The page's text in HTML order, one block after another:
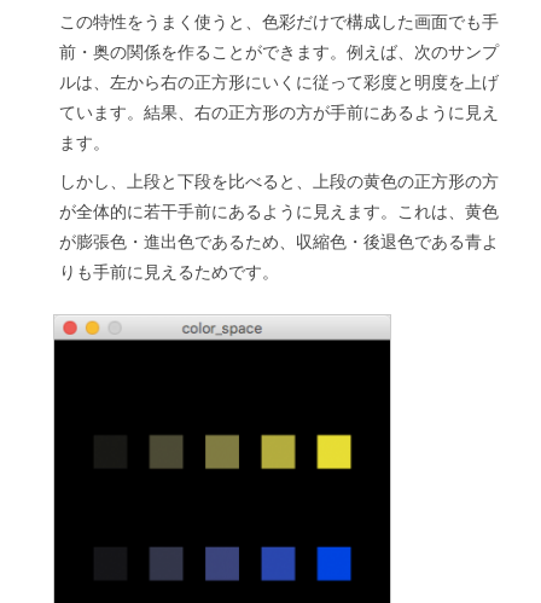
この特性をうまく使うと、色彩だけで構成した画面でも手
前・奥の関係を作ることができます。例えば、次のサンプ
ルは、左から右の正方形にいくに従って彩度と明度を上げ
ています。結果、右の正方形の方が手前にあるように見え
ます。
しかし、上段と下段を比べると、上段の黄色の正方形の方
が全体的に若干手前にあるように見えます。これは、黄色
が膨張色・進出色であるため、収縮色・後退色である青よ
りも手前に見えるためです。